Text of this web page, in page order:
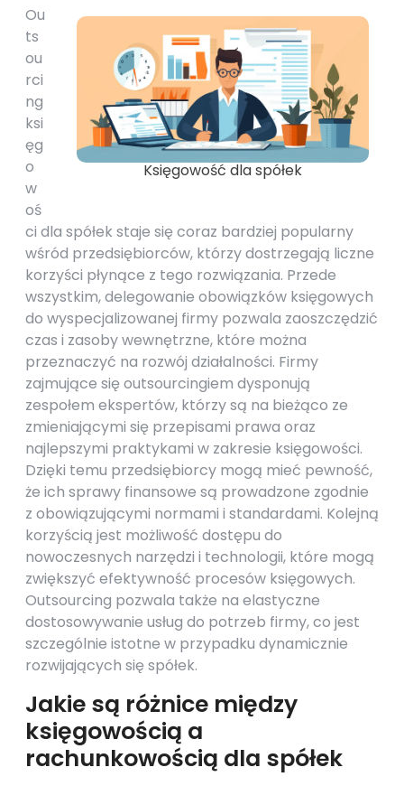
Księgowość dla spółek
Ou
ts
ou
rci
ng
ksi
ęg
o
w
oś
ci dla spółek staje się coraz bardziej popularny
wśród przedsiębiorców, którzy dostrzegają liczne
korzyści płynące z tego rozwiązania. Przede
wszystkim, delegowanie obowiązków księgowych
do wyspecjalizowanej firmy pozwala zaoszczędzić
czas i zasoby wewnętrzne, które można
przeznaczyć na rozwój działalności. Firmy
zajmujące się outsourcingiem dysponują
zespołem ekspertów, którzy są na bieżąco ze
zmieniającymi się przepisami prawa oraz
najlepszymi praktykami w zakresie księgowości.
Dzięki temu przedsiębiorcy mogą mieć pewność,
że ich sprawy finansowe są prowadzone zgodnie
z obowiązującymi normami i standardami. Kolejną
korzyścią jest możliwość dostępu do
nowoczesnych narzędzi i technologii, które mogą
zwiększyć efektywność procesów księgowych.
Outsourcing pozwala także na elastyczne
dostosowywanie usług do potrzeb firmy, co jest
szczególnie istotne w przypadku dynamicznie
rozwijających się spółek.
Jakie są różnice między
księgowością a
rachunkowością dla spółek